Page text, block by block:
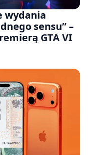
wydania
sensu” –
GTA VI